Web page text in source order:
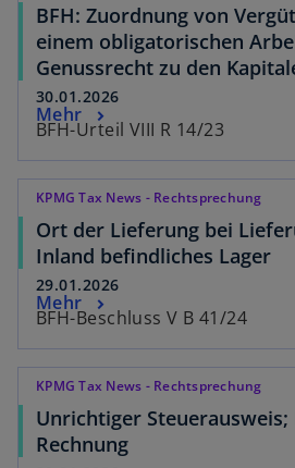
BFH: Zuordnung von
einem obligatorischen
Genussrecht zu den
30.01.2026
BFH-Urteil VIII R 14/23
Mehr
KPMG Tax News - Rechtsprechung
Ort der Lieferung bei
Inland befindliches Lager
29.01.2026
BFH-Beschluss V B 41/24
Mehr
KPMG Tax News - Rechtsprechung
Unrichtiger
Rechnung